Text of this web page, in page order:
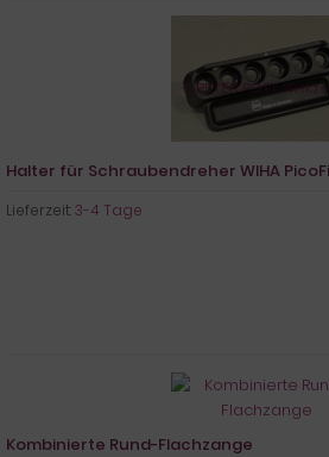
Halter für Schraubendreher WIHA
Lieferzeit:3-4 Tage
Kombinierte Rund-Flachzange